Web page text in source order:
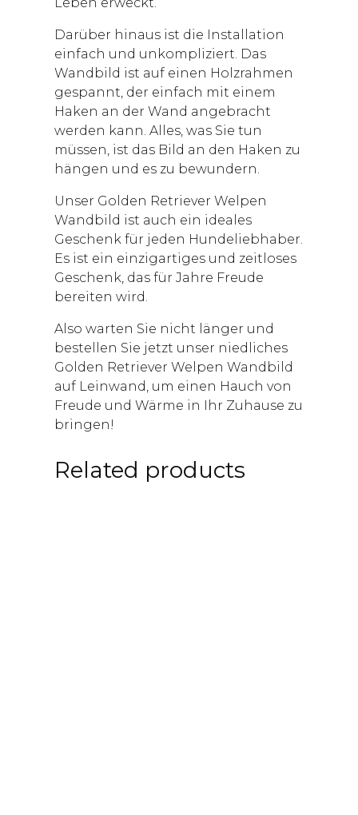
Darüber hinaus ist die Installation
einfach und unkompliziert. Das
Wandbild ist auf einen Holzrahmen
gespannt, der einfach mit einem
Haken an der Wand angebracht
werden kann. Alles, was Sie tun
müssen, ist das Bild an den Haken zu
hängen und es zu bewundern.
Unser Golden Retriever Welpen
Wandbild ist auch ein ideales
Geschenk für jeden Hundeliebhaber.
Es ist ein einzigartiges und zeitloses
Geschenk, das für Jahre Freude
bereiten wird.
Also warten Sie nicht länger und
bestellen Sie jetzt unser niedliches
Golden Retriever Welpen Wandbild
auf Leinwand, um einen Hauch von
Freude und Wärme in Ihr Zuhause zu
bringen!
Related products